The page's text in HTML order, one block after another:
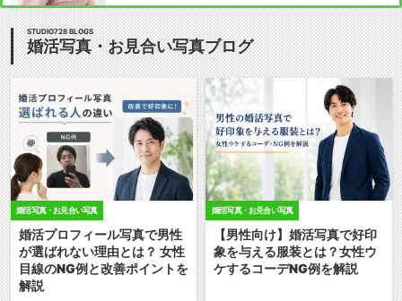
STUDIO728 BLOGS
婚活写真・お見合い写真ブログ
婚活写真・お見合い写真
婚活プロフィール写真で男性
が選ばれない理由とは？ 女性
目線のNG例と改善ポイントを
解説
婚活写真・お見合い写真
【男性向け】婚活写真で好印
象を与える服装とは？女性ウ
ケするコーデNG例を解説